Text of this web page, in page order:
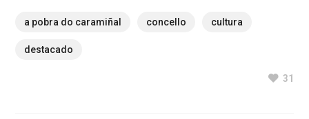
a pobra do caramiñal concello cultura
destacado
31